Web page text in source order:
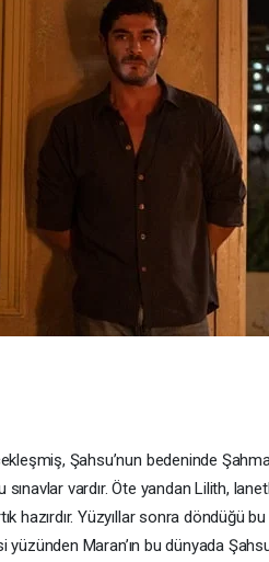
Şahsu’nun bedeninde
vardır. Öte yandan Lilith,
hazırdır. Yüzyıllar sonra döndüğü
Maran’ın bu dünyada